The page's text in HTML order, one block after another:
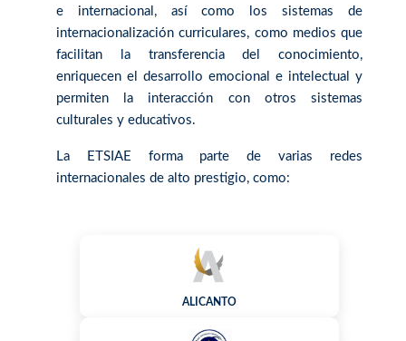
e internacional, así como los sistemas de
internacionalización curriculares, como medios que
facilitan la transferencia del conocimiento,
enriquecen el desarrollo emocional e intelectual y
permiten la interacción con otros sistemas
culturales y educativos.
La ETSIAE forma parte de varias redes
internacionales de alto prestigio, como:
ALICANTO